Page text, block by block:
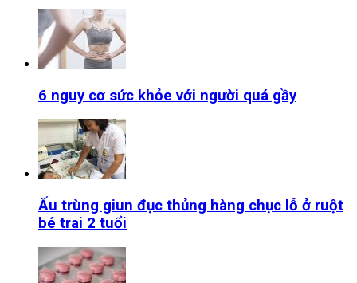
6 nguy cơ sức khỏe với người quá gầy
Ấu trùng giun đục thủng hàng chục lỗ ở ruột
bé trai 2 tuổi